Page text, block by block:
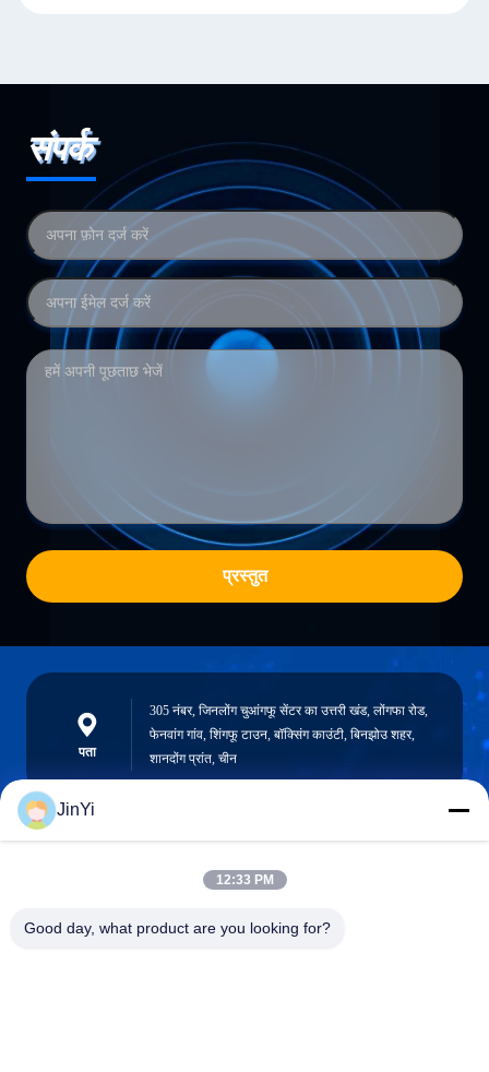
संपर्क
प्रस्तुत
पता
305 नंबर, जिनलोंग चुआंगफू सेंटर का उत्तरी खंड, लोंगफा रोड,
फेनवांग गांव, शिंगफू टाउन, बॉक्सिंग काउंटी, बिनझोउ शहर,
शानदोंग प्रांत, चीन
chenshasha1867@gmail.com
JinYi
12:33 PM
Good day, what product are you looking for?